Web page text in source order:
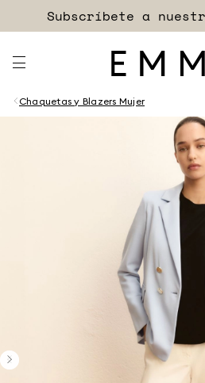
Subscríbete a
Chaquetas y Blazers Mujer